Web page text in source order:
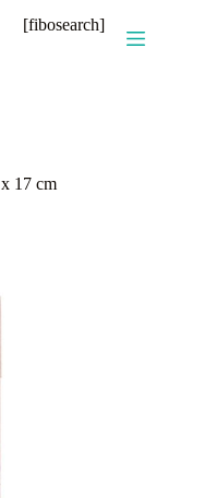
[fibosearch]
17 cm